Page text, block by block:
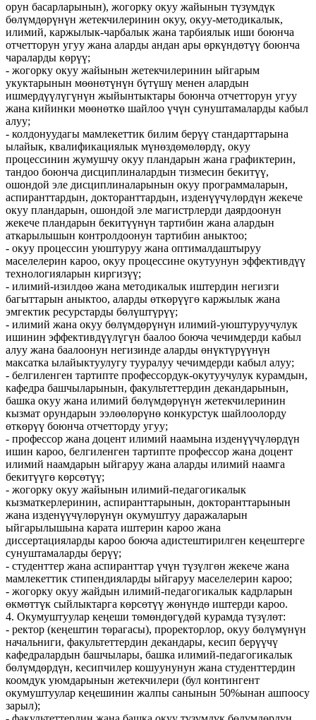
орун басарларынын), жогорку окуу жайынын түзүмдүк
бөлүмдөрүнүн жетекчилеринин окуу, окуу-методикалык,
илимий, каржылык-чарбалык жана тарбиялык иши боюнча
отчетторун угуу жана аларды андан ары өркүндөтүү боюнча
чараларды көрүү;
- жогорку окуу жайынын жетекчилеринин ыйгарым
укуктарынын мөөнөтүнүн бүтүшү менен алардын
ишмердүүлүгүнүн жыйынтыктары боюнча отчетторун угуу
жана кийинки мөөнөткө шайлоо үчүн сунуштамаларды кабыл
алуу;
- колдонуудагы мамлекеттик билим берүү стандарттарына
ылайык, квалификациялык мүнөздөмөлөрдү, окуу
процессинин жумушчу окуу пландарын жана графиктерин,
тандоо боюнча дисциплиналардын тизмесин бекитүү,
ошондой эле дисциплиналарынын окуу программаларын,
аспиранттардын, докторанттардын, изденүүчүлөрдүн жекече
окуу пландарын, ошондой эле магистрлерди даярдоонун
жекече пландарын бекитүүнүн тартибин жана алардын
аткарылышын контролдоонун тартибин аныктоо;
- окуу процессин уюштуруу жана оптималдаштыруу
маселелерин кароо, окуу процессине окутуунун эффективдүү
технологияларын киргизүү;
- илимий-изилдөө жана методикалык иштердин негизги
багыттарын аныктоо, аларды өткөрүүгө каржылык жана
эмгектик ресурстарды бөлүштүрүү;
- илимий жана окуу бөлүмдөрүнүн илимий-уюштуруучулук
ишинин эффективдүүлүгүн баалоо боюча чечимдерди кабыл
алуу жана баалоонун негизинде аларды өнүктүрүүнүн
максатка ылайыктуулугу тууралуу чечимдерди кабыл алуу;
- белгиленген тартипте профессордук-окутуучулук курамдын,
кафедра башчыларынын, факультеттердин декандарынын,
башка окуу жана илимий бөлүмдөрүнүн жетекчилеринин
кызмат орундарын ээлөөлөрүнө конкурстук шайлоолорду
өткөрүү боюнча отчетторду угуу;
- профессор жана доцент илимий наамына изденүүчүлөрдүн
ишин кароо, белгиленген тартипте профессор жана доцент
илимий наамдарын ыйгаруу жана аларды илимий наамга
бекитүүгө көрсөтүү;
- жогорку окуу жайынын илимий-педагогикалык
кызматкерлеринин, аспиранттарынын, докторанттарынын
жана изденүүчүлөрүнүн окумуштуу даражаларын
ыйгарылышына карата иштерин кароо жана
диссертацияларды кароо боюча адистештирилген кеңештерге
сунуштамаларды берүү;
- студенттер жана аспиранттар үчүн түзүлгөн жекече жана
мамлекеттик стипендияларды ыйгаруу маселелерин кароо;
- жогорку окуу жайдын илимий-педагогикалык кадрларын
өкмөттүк сыйлыктарга көрсөтүү жөнүндө иштерди кароо.
4. Окумуштуулар кеңеши төмөндөгүдөй курамда түзүлөт:
- ректор (кеңештин төрагасы), проректорлор, окуу бөлүмүнүн
начальниги, факультеттердин декандары, кесип берүүчү
кафедралардын башчылары, башка илимий-педагогикалык
бөлүмдөрдүн, кесипчилер кошуунунун жана студенттердин
коомдук уюмдарынын жетекчилери (бул контингент
окумуштуулар кеңешинин жалпы санынын 50%ынан ашпоосу
зарыл);